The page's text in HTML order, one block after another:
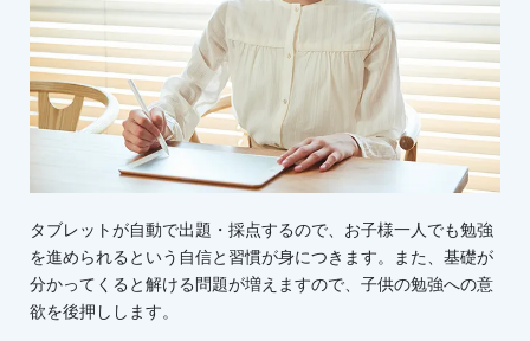
タブレットが自動で出題・採点するので、お子様一人でも勉強
を進められるという自信と習慣が身につきます。また、基礎が
分かってくると解ける問題が増えますので、子供の勉強への意
欲を後押しします。